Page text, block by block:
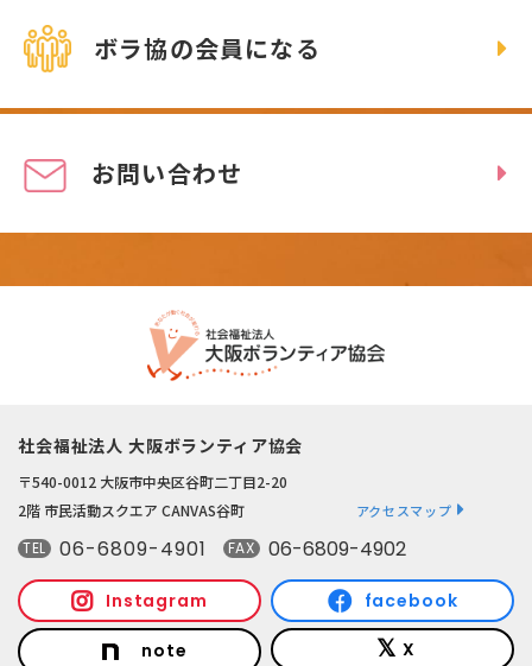
ボラ協の会員になる
お問い合わせ
社会福祉法人 大阪ボランティア協会
〒540-0012 大阪市中央区谷町二丁目2-20
2階 市民活動スクエア CANVAS谷町
アクセスマップ
TEL 06-6809-4901 FAX 06-6809-4902
Instagram facebook
note X